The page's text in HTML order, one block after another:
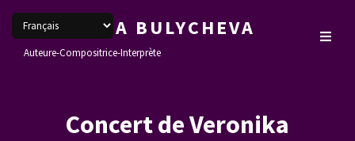
VERONIKA BULYCHEVA
Auteure-Compositrice-Interprète
Concert de Veronika